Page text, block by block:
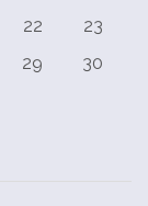
22
23
29
30